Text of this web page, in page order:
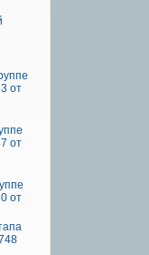
от
от
от